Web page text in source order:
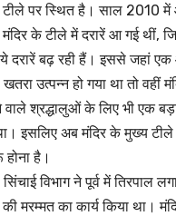
पर स्थित है। साल 2010 में
के टीले में दरारें आ गई थीं,
ये दरारें बढ़ रही हैं। इससे जहां
खतरा उत्पन्न हो गया था तो वहीं
श्रद्धालुओं के लिए भी एक
इसलिए अब मंदिर के मुख्य टीले
होना है।
सिंचाई विभाग ने पूर्व में तिरपाल
मरम्मत का कार्य किया था।